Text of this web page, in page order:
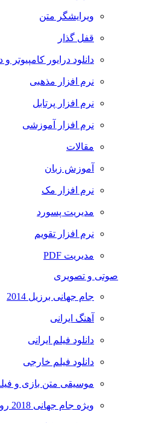
ویرایشگر متن
قفل گذار
دانلود درایور کامپیوتر
نرم افزار مذهبی
نرم افزار پرتابل
نرم افزار آموزشی
مقالات
آموزش زبان
نرم افزار مک
مدیریت پسورد
نرم افزار تقویم
مدیریت PDF
صوتی و تصویری
جام جهانی برزیل 2014
آهنگ ایرانی
دانلود فیلم ایرانی
دانلود فیلم خارجی
موسیقی متن بازی و
ویژه جام جهانی 2018 روسیه